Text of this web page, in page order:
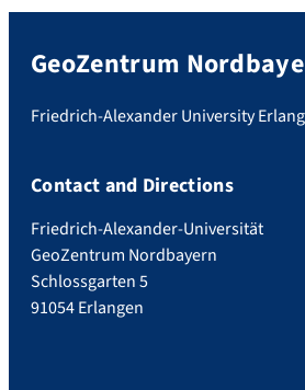
GeoZentrum
Friedrich-Alexander University
Contact and Directions
Friedrich-Alexander-Universität
GeoZentrum Nordbayern
Schlossgarten 5
91054 Erlangen